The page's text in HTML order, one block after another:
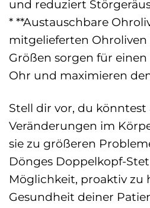
und reduziert
* **Austauschbare
mitgelieferten Ohroliven
Größen sorgen für
Ohr und maximieren
Stell dir vor, du
Veränderungen im
sie zu größeren
Dönges Doppelkopf-
Möglichkeit, proaktiv zu
Gesundheit deiner